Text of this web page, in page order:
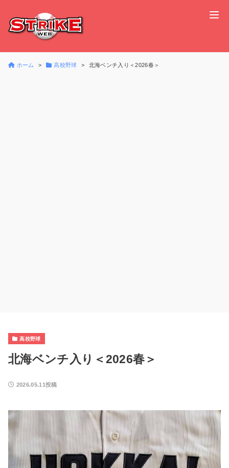
ホーム 高校野球 北海ベンチ入り＜2026春＞
高校野球
北海ベンチ入り＜2026春＞
2026.05.11投稿